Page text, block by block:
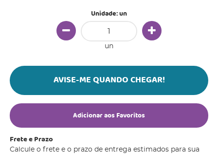
Unidade: un
un
AVISE-ME QUANDO CHEGAR!
Adicionar aos Favoritos
Frete e Prazo
Calcule o frete e o prazo de entrega estimados para sua